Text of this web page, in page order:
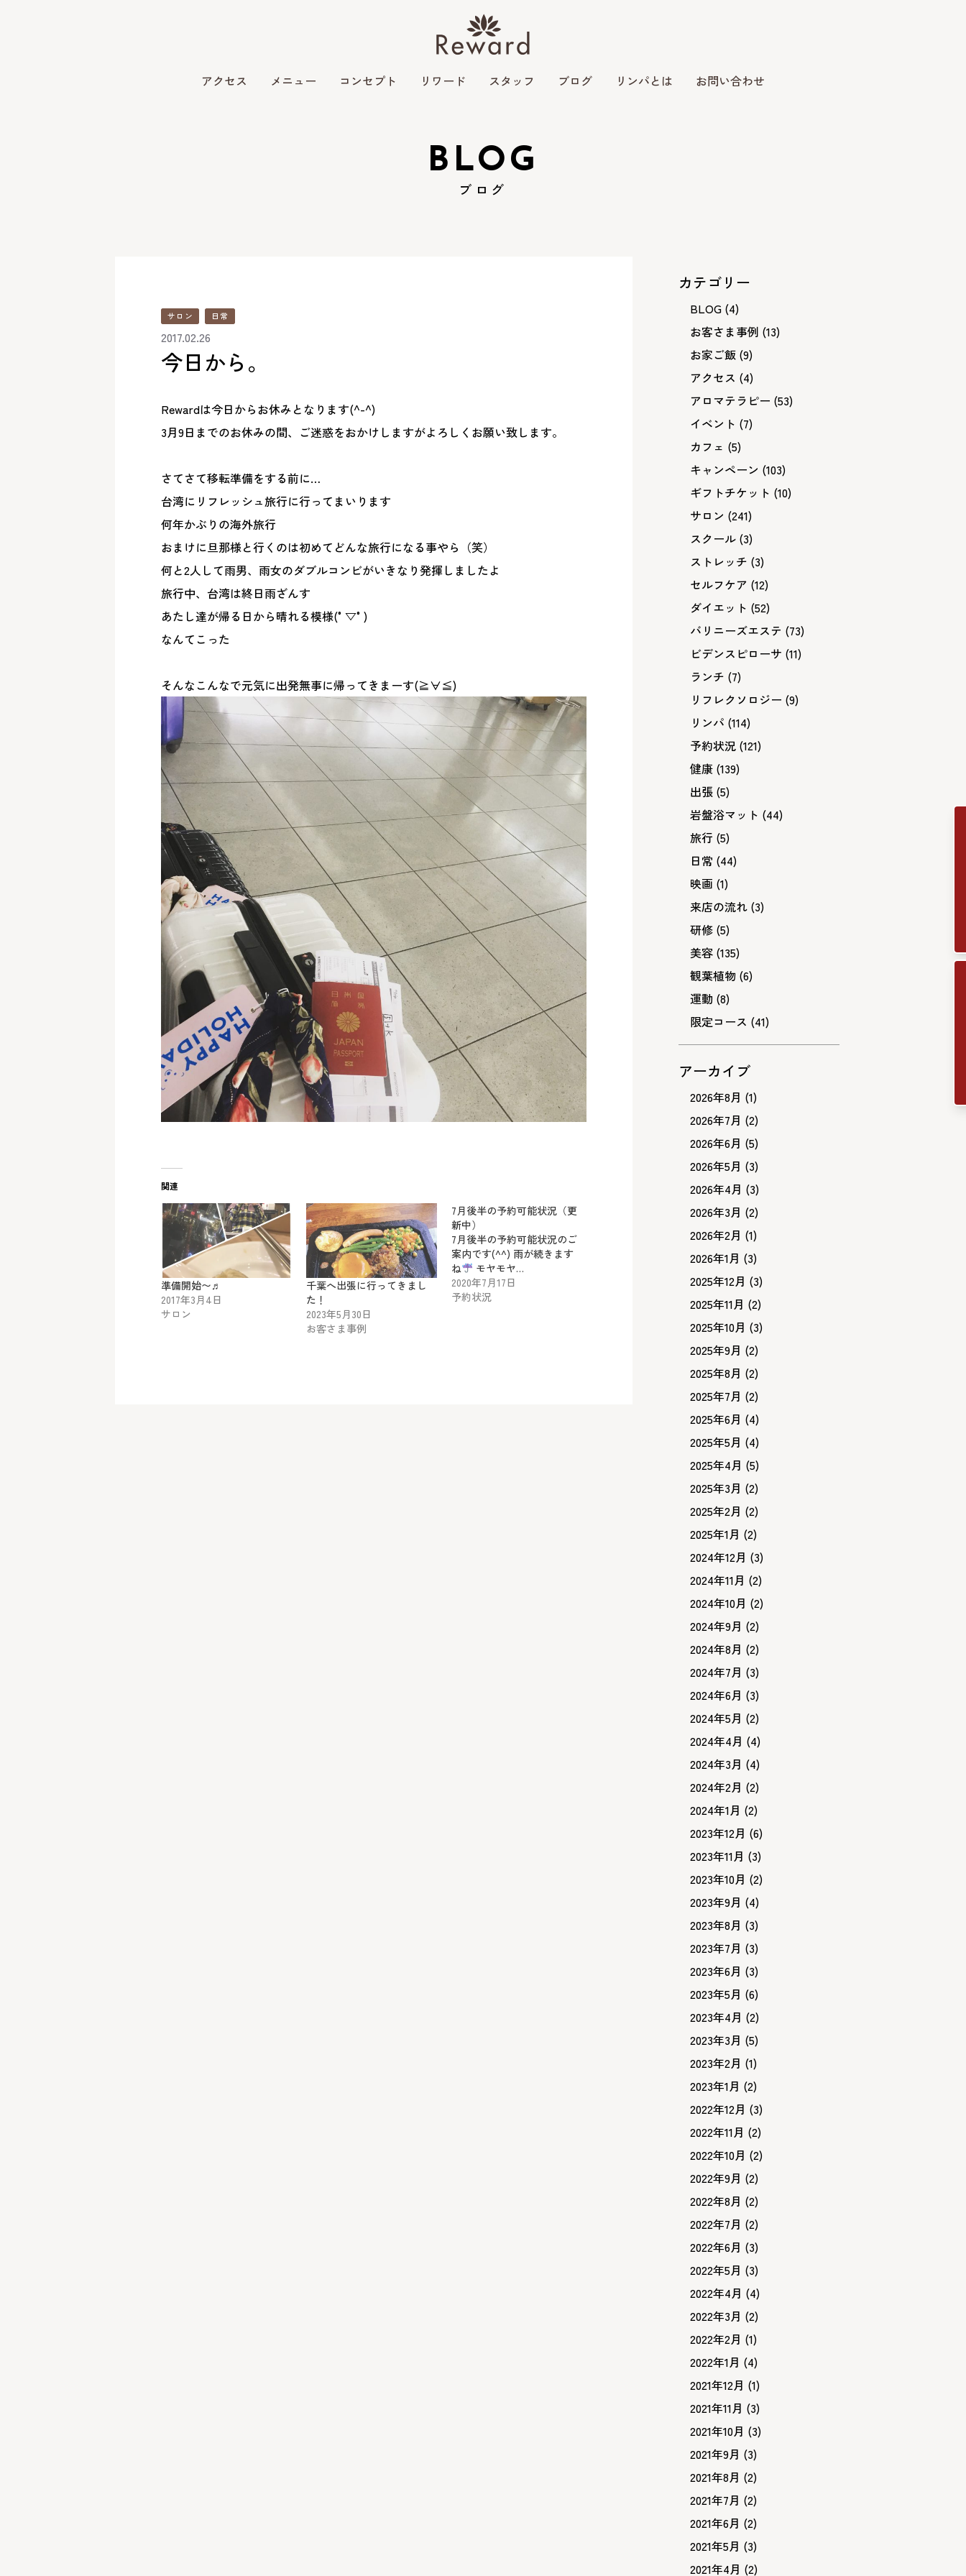
アクセス メニュー コンセプト リワード スタッフ ブログ リンパとは お問い合わせ
BLOG
ブログ
サロン 日常
2017.02.26
今日から。
Rewardは今日からお休みとなります(^-^)
3月9日までのお休みの間、ご迷惑をおかけしますがよろしくお願い致します。
さてさて移転準備をする前に…
台湾にリフレッシュ旅行に行ってまいります
何年かぶりの海外旅行
おまけに旦那様と行くのは初めてどんな旅行になる事やら（笑）
何と2人して雨男、雨女のダブルコンビがいきなり発揮しましたよ
旅行中、台湾は終日雨ざんす
あたし達が帰る日から晴れる模様(°▽°)
なんてこった
そんなこんなで元気に出発無事に帰ってきまーす(≧∀≦)
関連
準備開始〜♬
2017年3月4日
サロン
千葉へ出張に行ってきまし
た！
2023年5月30日
お客さま事例
7月後半の予約可能状況（更
新中）
7月後半の予約可能状況のご
案内です(^^) 雨が続きます
ね
モヤモヤ…
2020年7月17日
予約状況
カテゴリー
BLOG (4)
お客さま事例 (13)
お家ご飯 (9)
アクセス (4)
アロマテラピー (53)
イベント (7)
カフェ (5)
キャンペーン (103)
ギフトチケット (10)
サロン (241)
スクール (3)
ストレッチ (3)
セルフケア (12)
ダイエット (52)
バリニーズエステ (73)
ビデンスピローサ (11)
ランチ (7)
リフレクソロジー (9)
リンパ (114)
予約状況 (121)
健康 (139)
出張 (5)
岩盤浴マット (44)
旅行 (5)
日常 (44)
映画 (1)
来店の流れ (3)
研修 (5)
美容 (135)
観葉植物 (6)
運動 (8)
限定コース (41)
アーカイブ
2026年8月 (1)
2026年7月 (2)
2026年6月 (5)
2026年5月 (3)
2026年4月 (3)
2026年3月 (2)
2026年2月 (1)
2026年1月 (3)
2025年12月 (3)
2025年11月 (2)
2025年10月 (3)
2025年9月 (2)
2025年8月 (2)
2025年7月 (2)
2025年6月 (4)
2025年5月 (4)
2025年4月 (5)
2025年3月 (2)
2025年2月 (2)
2025年1月 (2)
2024年12月 (3)
2024年11月 (2)
2024年10月 (2)
2024年9月 (2)
2024年8月 (2)
2024年7月 (3)
2024年6月 (3)
2024年5月 (2)
2024年4月 (4)
2024年3月 (4)
2024年2月 (2)
2024年1月 (2)
2023年12月 (6)
2023年11月 (3)
2023年10月 (2)
2023年9月 (4)
2023年8月 (3)
2023年7月 (3)
2023年6月 (3)
2023年5月 (6)
2023年4月 (2)
2023年3月 (5)
2023年2月 (1)
2023年1月 (2)
2022年12月 (3)
2022年11月 (2)
2022年10月 (2)
2022年9月 (2)
2022年8月 (2)
2022年7月 (2)
2022年6月 (3)
2022年5月 (3)
2022年4月 (4)
2022年3月 (2)
2022年2月 (1)
2022年1月 (4)
2021年12月 (1)
2021年11月 (3)
2021年10月 (3)
2021年9月 (3)
2021年8月 (2)
2021年7月 (2)
2021年6月 (2)
2021年5月 (3)
2021年4月 (2)